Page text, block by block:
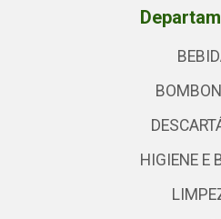
HIGIENE E